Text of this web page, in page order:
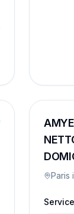
Paris